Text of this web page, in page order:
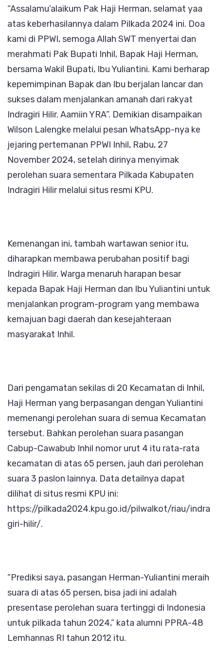
“Assalamu’alaikum Pak Haji Herman, selamat yaa
atas keberhasilannya dalam Pilkada 2024 ini. Doa
kami di PPWI, semoga Allah SWT menyertai dan
merahmati Pak Bupati Inhil, Bapak Haji Herman,
bersama Wakil Bupati, Ibu Yuliantini. Kami berharap
kepemimpinan Bapak dan Ibu berjalan lancar dan
sukses dalam menjalankan amanah dari rakyat
Indragiri Hilir. Aamiin YRA”. Demikian disampaikan
Wilson Lalengke melalui pesan WhatsApp-nya ke
jejaring pertemanan PPWI Inhil, Rabu, 27
November 2024, setelah dirinya menyimak
perolehan suara sementara Pilkada Kabupaten
Indragiri Hilir melalui situs resmi KPU.
Kemenangan ini, tambah wartawan senior itu,
diharapkan membawa perubahan positif bagi
Indragiri Hilir. Warga menaruh harapan besar
kepada Bapak Haji Herman dan Ibu Yuliantini untuk
menjalankan program-program yang membawa
kemajuan bagi daerah dan kesejahteraan
masyarakat Inhil.
Dari pengamatan sekilas di 20 Kecamatan di Inhil,
Haji Herman yang berpasangan dengan Yuliantini
memenangi perolehan suara di semua Kecamatan
tersebut. Bahkan perolehan suara pasangan
Cabup-Cawabub Inhil nomor urut 4 itu rata-rata
kecamatan di atas 65 persen, jauh dari perolehan
suara 3 paslon lainnya. Data detailnya dapat
dilihat di situs resmi KPU ini:
https://pilkada2024.kpu.go.id/pilwalkot/riau/indra
giri-hilir/.
“Prediksi saya, pasangan Herman-Yuliantini meraih
suara di atas 65 persen, bisa jadi ini adalah
presentase perolehan suara tertinggi di Indonesia
untuk pilkada tahun 2024,” kata alumni PPRA-48
Lemhannas RI tahun 2012 itu.